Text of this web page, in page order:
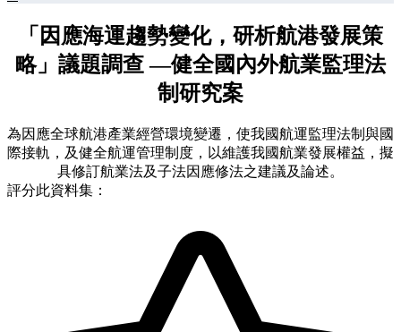
「因應海運趨勢變化，研析航港發展策
略」議題調查 —健全國內外航業監理法
制研究案
為因應全球航港產業經營環境變遷，使我國航運監理法制與國
際接軌，及健全航運管理制度，以維護我國航業發展權益，擬
具修訂航業法及子法因應修法之建議及論述。
評分此資料集：